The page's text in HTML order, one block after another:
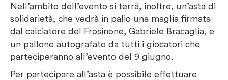
Nell’ambito dell’evento si terrà, inoltre, un’asta di
solidarietà, che vedrà in palio una maglia firmata
dal calciatore del Frosinone, Gabriele Bracaglia, e
un pallone autografato da tutti i giocatori che
parteciperanno all’evento del 9 giugno.
Per partecipare all’asta è possibile effettuare